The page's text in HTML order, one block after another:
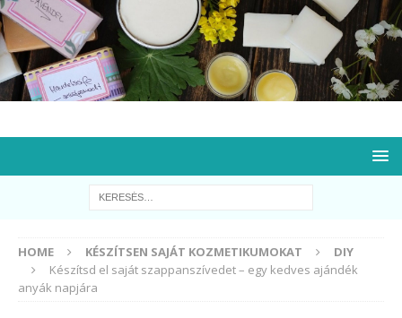
HOME KÉSZÍTSEN SAJÁT KOZMETIKUMOKAT
DIY
Készítsd el saját szappanszívedet – egy kedves ajándék
anyák napjára